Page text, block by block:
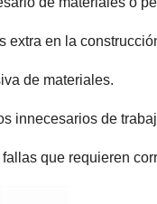
extra en la
de materiales.
innecesarios de
que requieren